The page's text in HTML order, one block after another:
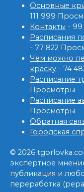
Основные
111 999
Контакты -
Расписания
- 77 822
Чем можно
краску - 74
Расписание
Просмотры
Расписание
Просмотры
Обратная
Городская
© 2026
экспертное
публикация и
переработка